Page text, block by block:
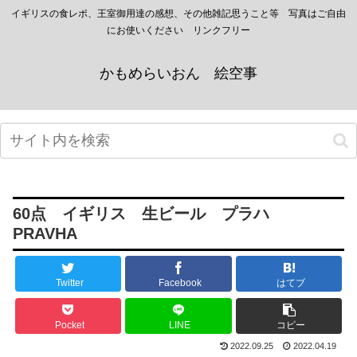
イギリスの食レポ、王室御用達の感想、その他雑記思うこと等 写真はご自由
にお使いください リンクフリー
かもめらいおん 絵空事
60点 イギリス 生ビール プラハ
PRAVHA
Twitter Facebook はてブ
Pocket LINE コピー
2022.09.25 2022.04.19